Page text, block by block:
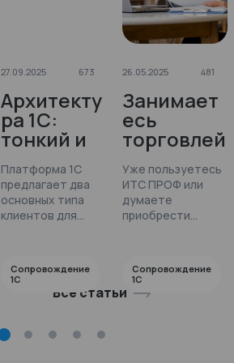
Все статьи
27.09.2025 673
Архитекту
ра 1С:
тонкий и
толстый
клиент в
сравнени
и
Платформа 1С
предлагает два
основных типа
клиентов для
обеспечивает
максимальную
значительных
Сопровождение
1С
26.05.2025 481
Занимает
есь
торговлей
?
Переходи
те на ИТС
Ритейл
выгоду
прямо
Уже пользуетесь
ИТС ПРОФ или
думаете
приобрести
Сравним для Вас
два тарифа,
Сопровождение
1С